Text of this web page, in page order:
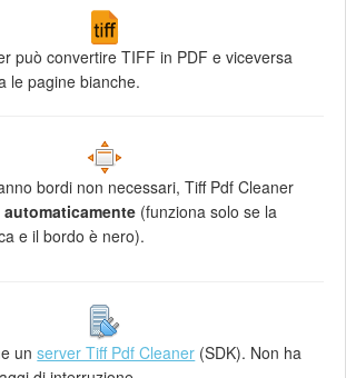
può convertire TIFF in PDF e viceversa
le pagine bianche.
bordi non necessari, Tiff Pdf Cleaner
(funziona solo se la
e il bordo è nero).
unserver Tiff Pdf Cleaner (SDK). Non ha